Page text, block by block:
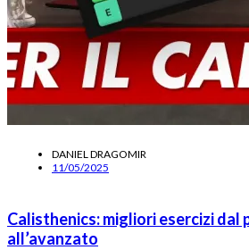
DANIEL DRAGOMIR
11/05/2025
Calisthenics: migliori esercizi dal
all’avanzato